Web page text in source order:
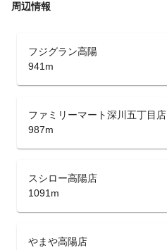
周辺情報
フジグラン高陽
941m
ファミリーマート深川五丁目店
987m
スシロー高陽店
1091m
やまや高陽店